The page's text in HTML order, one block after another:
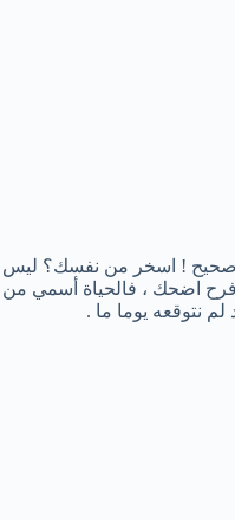
! اسخر من نفسك؟ ليس
اضحك ، فالحياة أسمي من
نتوقعه يوما ما .